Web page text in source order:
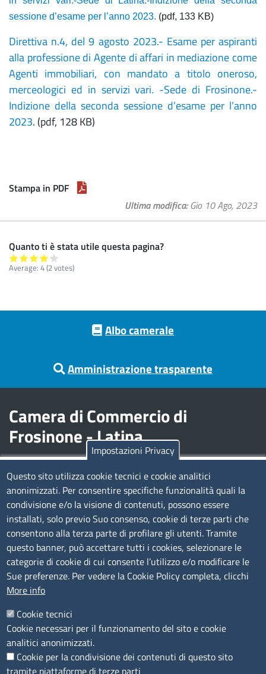
sessione d’esame per l’anno 2023. (pdf, 133 KB)
Direttiva n.4, del 9 agosto 2023.- Esame per aspiranti
alla professione di Agente di affari in mediazione come
Agenti immobiliari, con mandato a titolo oneroso,
merceologici ed in servizi vari. -Sede di Frosinone.-
Indizione della seconda sessione d’esame per l’anno
2023. (pdf, 128 KB)
Stampa in PDF
Ultima modifica Gio 10 Ago, 2023
Quanto ti è stata utile questa pagina?
Average: 4(2votes)
Albo camerale
Amministrazione trasparente
Camera di Commercio di
Frosinone - Latina
Contatti
Sede Legale di Latina: Viale Umberto I, 80 - 04100 (LT)
tel. 0773/6721
Sede di Frosinone: Via Alcide De Gasperi, 1 - 03100 (FR)
tel. 0775/2751
Peccciaa@pec.frlt.camcom.it
Ufficio relazioni con il pubblico
Codice Fiscale e Partita Iva: 02957560598
Codice univoco ufficio fatt.elettronica: 1TOEDU
Impostazioni Privacy
Questo sito utilizza cookie tecnici e cookie analitici
anonimizzati. Per consentire specifiche funzionalità quali la
condivisione e/o la visione di contenuti, possono essere
installati, solo previo Suo consenso, cookie di terze parti che
consentono alla terza parte di profilare gli utenti. Tramite
questo banner, può accettare tutti i cookies, selezionare le
categorie di cookie di cui consente l’utilizzo e/o modificare le
Sue preferenze. Per vedere la Cookie Policy completa, clicchi
More info
Cookie tecnici
Cookie necessari per il funzionamento del sito e cookie
analitici anonimizzati.
Cookie per la condivisione dei contenuti di questo sito
tramite piattaforme di terze parti